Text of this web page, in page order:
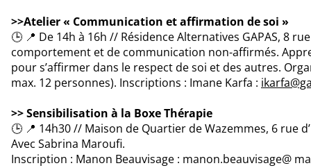
>>Atelier « Communication et affirmation de soi »
🕒 📍 De 14h à 16h // Résidence Alternatives GAPAS, 8
comportement et de communication non-affirmés.
pour s’affirmer dans le respect de soi et des autres.
max. 12 personnes). Inscriptions : Imane Karfa :
>> Sensibilisation à la Boxe Thérapie
🕒 📍 14h30 // Maison de Quartier de Wazemmes, 6 rue
Avec Sabrina Maroufi.
Inscription : Manon Beauvisage : manon.beauvisage@